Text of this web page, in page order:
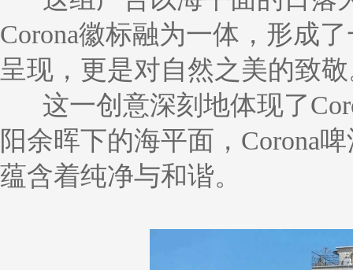
Corona徽标融为一体，形成
呈现，更是对自然之美的致
这一创意深刻地体现了
阳余晖下的海平面，Corona
蕴含着纯净与和谐。